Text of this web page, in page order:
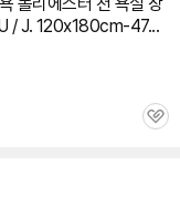
/ J. 120x180cm-47...
관